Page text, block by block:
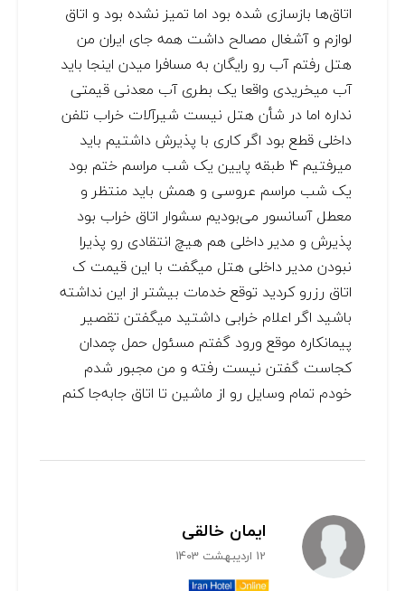
اتاق‌ها بازسازی شده بود اما تمیز نشده بود و اتاق
لوازم و آشغال مصالح داشت همه جای ایران من
هتل رفتم آب رو رایگان به مسافرا میدن اینجا باید
آب میخریدی واقعا یک بطری آب معدنی قیمتی
نداره اما در شأن هتل نیست شیرآلات خراب تلفن
داخلی قطع بود اگر کاری با پذیرش داشتیم باید
میرفتیم ۴ طبقه پایین یک شب مراسم ختم بود
یک شب مراسم عروسی و همش باید منتظر و
معطل آسانسور می‌بودیم سشوار اتاق خراب بود
پذیرش و مدیر داخلی هم هیچ انتقادی رو پذیرا
نبودن مدیر داخلی هتل میگفت با این قیمت ک
اتاق رزرو کردید توقع خدمات بیشتر از این نداشته
باشید اگر اعلام خرابی داشتید میگفتن تقصیر
پیمانکاره موقع ورود گفتم مسئول حمل چمدان
کجاست گفتن نیست رفته و من مجبور شدم
خودم تمام وسایل رو از ماشین تا اتاق جابه‌جا کنم
ایمان خالقی
12 اردیبهشت 1403